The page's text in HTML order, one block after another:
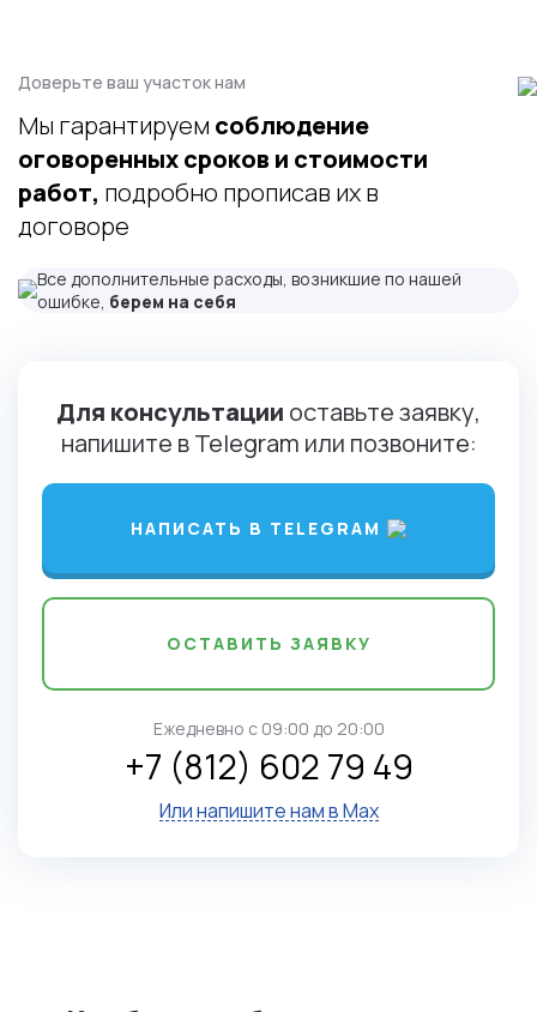
Доверьте ваш участок нам
Мы гарантируем соблюдение
оговоренных сроков и стоимости
работ, подробно прописав их в
договоре
Все дополнительные расходы, возникшие по нашей
ошибке, берем на себя
Для консультации оставьте заявку,
напишите в Telegram или позвоните:
НАПИСАТЬ В TELEGRAM
ОСТАВИТЬ ЗАЯВКУ
Ежедневно c 09:00 до 20:00
+7 (812) 602 79 49
Или напишите нам в Max